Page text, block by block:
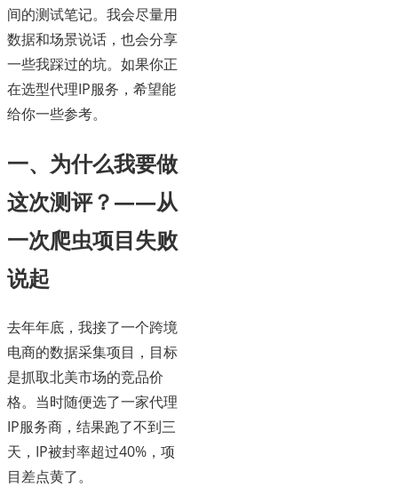
间的测试笔记。我会尽量用
数据和场景说话，也会分享
一些我踩过的坑。如果你正
在选型代理IP服务，希望能
给你一些参考。
一、为什么我要做
这次测评？——从
一次爬虫项目失败
说起
去年年底，我接了一个跨境
电商的数据采集项目，目标
是抓取北美市场的竞品价
格。当时随便选了一家代理
IP服务商，结果跑了不到三
天，IP被封率超过40%，项
目差点黄了。